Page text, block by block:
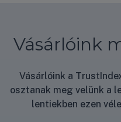
Vásárlóink
Vásárlóink a
osztanak meg velünk a
lentiekben ezen